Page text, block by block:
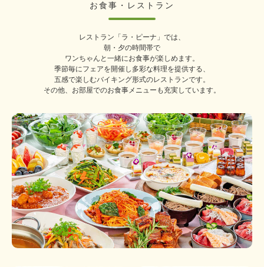
お食事・レストラン
レストラン「ラ・ピーナ」では、
朝・夕の時間帯で
ワンちゃんと一緒にお食事が楽しめます。
季節毎にフェアを開催し多彩な料理を提供する、
五感で楽しむバイキング形式のレストランです。
その他、お部屋でのお食事メニューも充実しています。